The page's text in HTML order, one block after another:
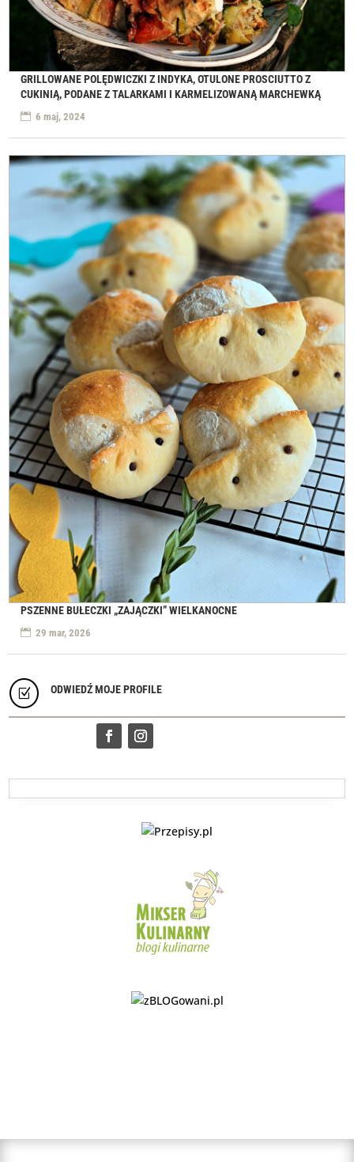
GRILLOWANE POLĘDWICZKI Z INDYKA, OTULONE PROSCIUTTO Z
CUKINIĄ, PODANE Z TALARKAMI I KARMELIZOWANĄ MARCHEWKĄ
6 maj, 2024
PSZENNE BUŁECZKI „ZAJĄCZKI” WIELKANOCNE
29 mar, 2026
Z ODWIEDŹ MOJE PROFILE